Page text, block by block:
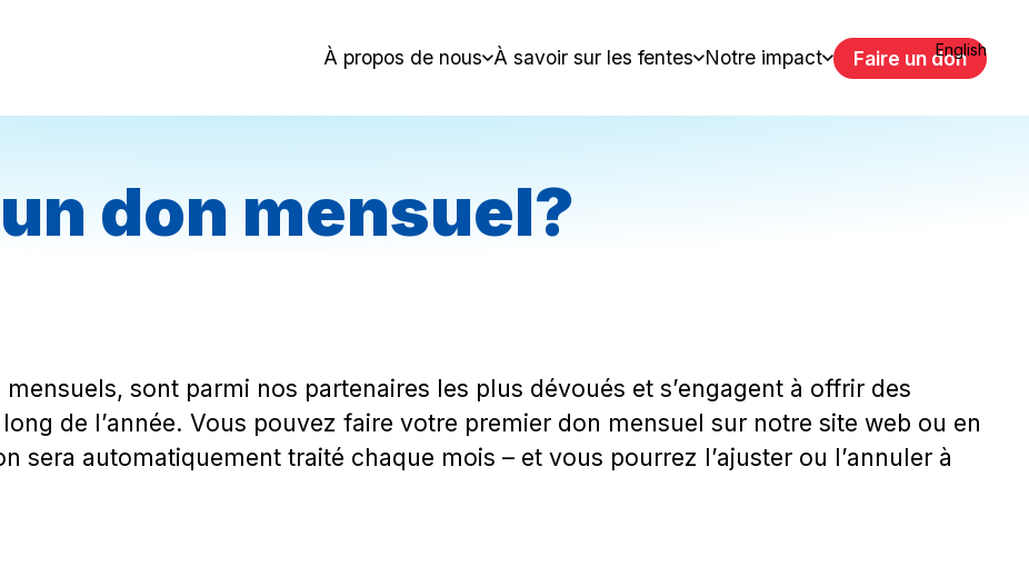
À propos de nous À savoir sur les fentes Notre impact English
Faire un don
don mensuel?
sont parmi nos partenaires les plus dévoués et s’engagent à offrir des
de l’année. Vous pouvez faire votre premier don mensuel sur notre site web ou en
sera automatiquement traité chaque mois – et vous pourrez l’ajuster ou l’annuler à